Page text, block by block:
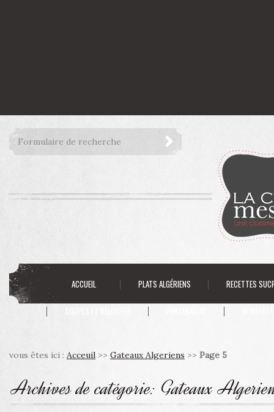
ACCUEIL PLATS ALGÉRIENS RECETTES
vous êtes ici : Acceuil >> Gateaux Algeriens >> Page 5
Archives de catégorie: Gateaux